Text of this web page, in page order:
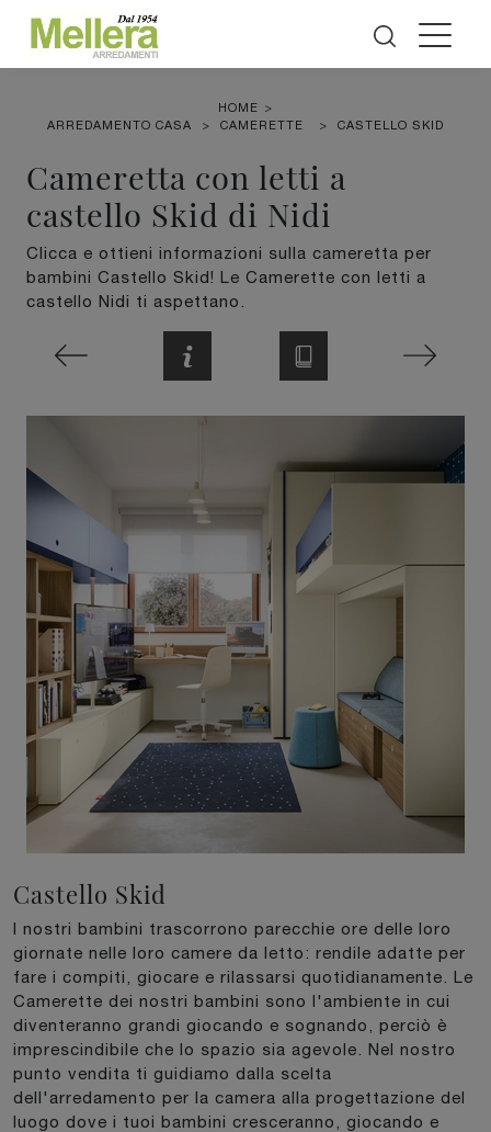
HOME >
ARREDAMENTO CASA
> CAMERETTE > CASTELLO SKID
Cameretta con letti a
castello Skid di Nidi
Clicca e ottieni informazioni sulla cameretta per
bambini Castello Skid! Le Camerette con letti a
castello Nidi ti aspettano.
Castello Skid
I nostri bambini trascorrono parecchie ore delle loro
giornate nelle loro camere da letto: rendile adatte per
fare i compiti, giocare e rilassarsi quotidianamente. Le
Camerette dei nostri bambini sono l'ambiente in cui
diventeranno grandi giocando e sognando, perciò è
imprescindibile che lo spazio sia agevole. Nel nostro
punto vendita ti guidiamo dalla scelta
dell'arredamento per la camera alla progettazione del
luogo dove i tuoi bambini cresceranno, giocando e